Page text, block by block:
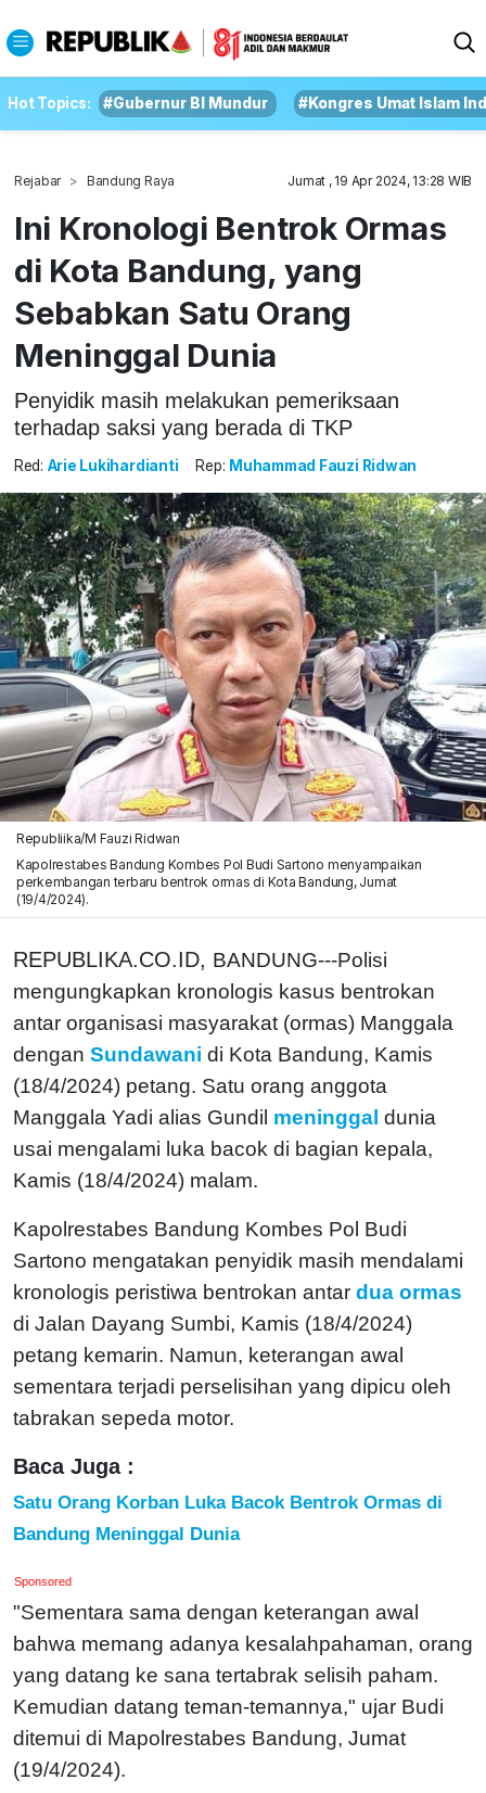
Hot Topics: #Gubernur BI Mundur #Kongres Umat Islam
Rejabar Bandung Raya Jumat , 19 Apr 2024, 13:28 WIB
Ini Kronologi Bentrok Ormas
di Kota Bandung, yang
Sebabkan Satu Orang
Meninggal Dunia
Penyidik masih melakukan pemeriksaan
terhadap saksi yang berada di TKP
Red: Arie Lukihardianti Rep: Muhammad Fauzi Ridwan
Republiika/M Fauzi Ridwan
Kapolrestabes Bandung Kombes Pol Budi Sartono menyampaikan
perkembangan terbaru bentrok ormas di Kota Bandung, Jumat
(19/4/2024).
REPUBLIKA.CO.ID, BANDUNG---Polisi
mengungkapkan kronologis kasus bentrokan
antar organisasi masyarakat (ormas) Manggala
dengan Sundawani di Kota Bandung, Kamis
(18/4/2024) petang. Satu orang anggota
Manggala Yadi alias Gundil meninggal dunia
usai mengalami luka bacok di bagian kepala,
Kamis (18/4/2024) malam.
Kapolrestabes Bandung Kombes Pol Budi
Sartono mengatakan penyidik masih mendalami
kronologis peristiwa bentrokan antar dua ormas
di Jalan Dayang Sumbi, Kamis (18/4/2024)
petang kemarin. Namun, keterangan awal
sementara terjadi perselisihan yang dipicu oleh
tabrakan sepeda motor.
Baca Juga :
Satu Orang Korban Luka Bacok Bentrok Ormas di
Bandung Meninggal Dunia
Sponsored
"Sementara sama dengan keterangan awal
bahwa memang adanya kesalahpahaman, orang
yang datang ke sana tertabrak selisih paham.
Kemudian datang teman-temannya," ujar Budi
ditemui di Mapolrestabes Bandung, Jumat
(19/4/2024).